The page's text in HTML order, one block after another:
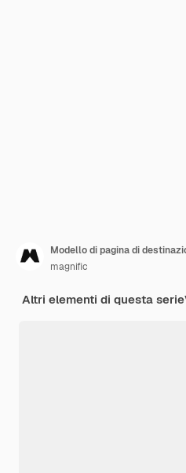
Modello di pagina di
magnific
Altri elementi di questa serie